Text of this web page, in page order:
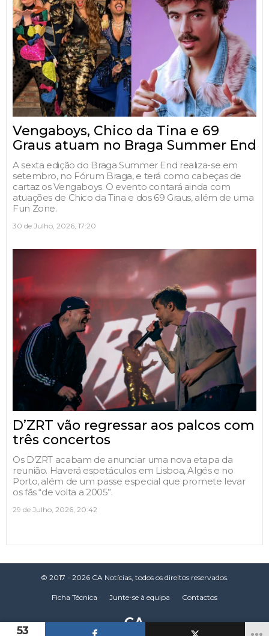
53
Vengaboys, Chico da Tina e 69
Graus atuam no Braga Summer End
A sexta edição do Braga Summer End realiza-se em
setembro, no Fórum Braga, e terá como cabeças de
cartaz os Vengaboys. O evento contará ainda com
atuações de Chico da Tina e dos 69 Graus, além de uma
Fun Zone.
30 de Julho, 2026, 17:20
D’ZRT vão regressar aos palcos com
três concertos
Os D’ZRT acabam de anunciar uma nova etapa da
reunião. Haverá espetáculos em Lisboa, Algés e no
Porto, além de um passe especial que promete levar
os fãs “de volta a 2005”.
29 de Julho, 2026, 20:42
© 2017 - 2026 CA Notícias, todos os direitos reservados.
Ficha Técnica Junte-se à equipa Contactos